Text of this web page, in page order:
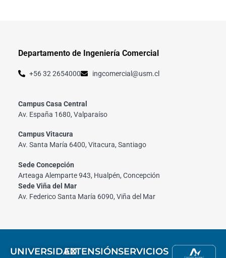
Departamento de Ingeniería Comercial
+56 32 2654000 ingcomercial@usm.cl
Campus Casa Central
Av. España 1680, Valparaíso
Campus Vitacura
Av. Santa María 6400, Vitacura, Santiago
Sede Concepción
Arteaga Alemparte 943, Hualpén, Concepción
Sede Viña del Mar
Av. Federico Santa María 6090, Viña del Mar
UNIVERSIDADEXTENSIÓNSERVICIOS